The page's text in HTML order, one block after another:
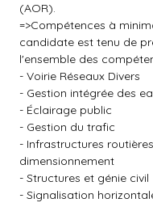
(AOR).
=>Compétences à
candidate est tenu de
l'ensemble des
- Voirie Réseaux Divers
- Gestion intégrée des
- Éclairage public
- Gestion du trafic
- Infrastructures
dimensionnement
- Structures et génie civil
- Signalisation